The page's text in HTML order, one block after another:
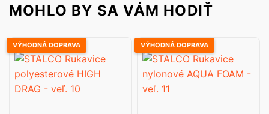
MOHLO BY SA VÁM HODIŤ
VÝHODNÁ DOPRAVA VÝHODNÁ DOPRAVA